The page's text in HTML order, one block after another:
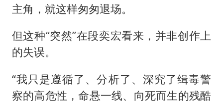
哈尔滨暴雨饭店门挡积水
奋进开新局 实干挑大梁
主角，就这样匆匆退场。
但这种“突然”在段奕宏看来，并非创作上
的失误。
“我只是遵循了、分析了、深究了缉毒警
察的高危性，命悬一线、向死而生的残酷